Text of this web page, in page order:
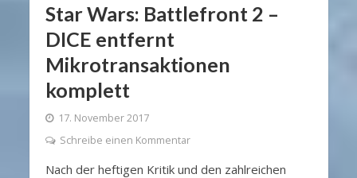
Star Wars: Battlefront 2 –
DICE entfernt
Mikrotransaktionen
komplett
17. November 2017
Schreibe einen Kommentar
Nach der heftigen Kritik und den zahlreichen